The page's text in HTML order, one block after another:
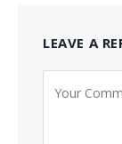
LEAVE A